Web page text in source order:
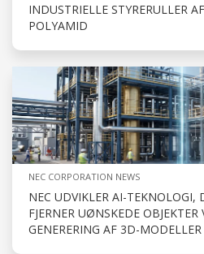
INDUSTRIELLE STYRERULLER
POLYAMID
NEC CORPORATION NEWS
NEC UDVIKLER AI-TEKNOLOGI,
FJERNER UØNSKEDE OBJEKTER
GENERERING AF 3D-MODELLER